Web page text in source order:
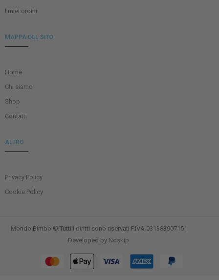
I miei ordini
MAPPA DEL SITO
Home
Chi siamo
Shop
Contatti
ALTRO
Privacy Policy
Cookie Policy
Mondo Bimbo © Tutti i diritti sono riservati P.IVA 03138390715 |
Developed by Noskip